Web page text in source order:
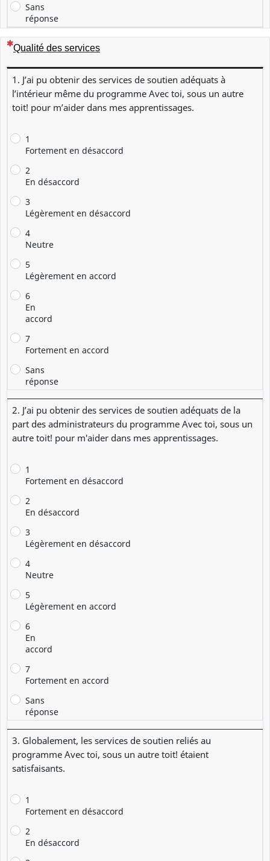
Sans
réponse
(Cette question est obligatoire)
Qualité des services
1. J’ai pu obtenir des services de soutien adéquats à
l’intérieur même du programme Avec toi, sous un autre
toit! pour m’aider dans mes apprentissages.
1
Fortement en désaccord
2
En désaccord
3
Légèrement en désaccord
4
Neutre
5
Légèrement en accord
6
En
accord
7
Fortement en accord
Sans
réponse
2. J’ai pu obtenir des services de soutien adéquats de la
part des administrateurs du programme Avec toi, sous un
autre toit! pour m'aider dans mes apprentissages.
1
Fortement en désaccord
2
En désaccord
3
Légèrement en désaccord
4
Neutre
5
Légèrement en accord
6
En
accord
7
Fortement en accord
Sans
réponse
3. Globalement, les services de soutien reliés au
programme Avec toi, sous un autre toit! étaient
satisfaisants.
1
Fortement en désaccord
2
En désaccord